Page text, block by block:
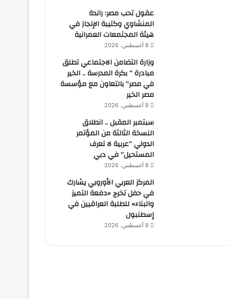
عقول تحب مصر: راندة
المنشاوي وكتيبة الإنجاز في
هيئة المجتمعات العمرانية
8 أغسطس، 2026
وزارة التضامن الاجتماعي تطلق
مبادرة ” بكرة المدرسة .. الخير
في مصر” بالتعاون مع مؤسسة
مصر الخير
8 أغسطس، 2026
سبتمبر المقبل .. انطلاق
النسخة الثالثة من المؤتمر
الدولي “عربية لا تعرف
المستحيل” في دبي
8 أغسطس، 2026
المركز العربي الأوروبي يشارك
في حفل تخرج «دفعة التميز
والبناء» للطلبة العراقيين في
إسطنبول
8 أغسطس، 2026